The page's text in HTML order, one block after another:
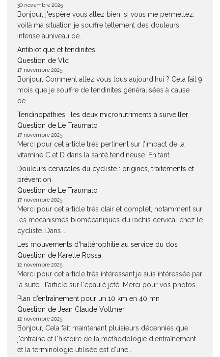
30 novembre 2025
Bonjour, j'espère vous allez bien. si vous me permettez.
voilà ma situation je souffre tellement des douleurs
intense auniveau de...
Antibiotique et tendinites
Question de Vlc
17 novembre 2025
Bonjour, Comment allez vous tous aujourd'hui ? Cela fait 9
mois que je souffre de tendinites généralisées à cause
de...
Tendinopathies : les deux micronutriments à surveiller
Question de Le Traumato
17 novembre 2025
Merci pour cet article très pertinent sur l’impact de la
vitamine C et D dans la santé tendineuse. En tant...
Douleurs cervicales du cycliste : origines, traitements et
prévention
Question de Le Traumato
17 novembre 2025
Merci pour cet article très clair et complet, notamment sur
les mécanismes biomécaniques du rachis cervical chez le
cycliste. Dans...
Les mouvements d’haltérophilie au service du dos
Question de Karelle Rossa
12 novembre 2025
Merci pour cet article très intéressant.je suis intéressée par
la suite : l'article sur l'epaulé jeté. Merci pour vos photos,...
Plan d’entraînement pour un 10 km en 40 mn
Question de Jean Claude Vollmer
12 novembre 2025
Bonjour, Cela fait maintenant pluisieurs décennies que
j'entraîne et l'histoire de la méthodologie d'entraînement
et la terminologie utilisée est d'une...